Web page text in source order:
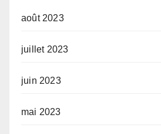
août 2023
juillet 2023
juin 2023
mai 2023